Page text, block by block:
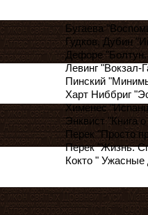
Бугаева
Гудков, Дубин
Дефоре "Болтун.
Левинг "Вокзал-
Пинский
Харт Ниббриг
Хименес
Энквист "Книга
Перек "Просто
Перек "Жизнь.
Кокто " Ужасные